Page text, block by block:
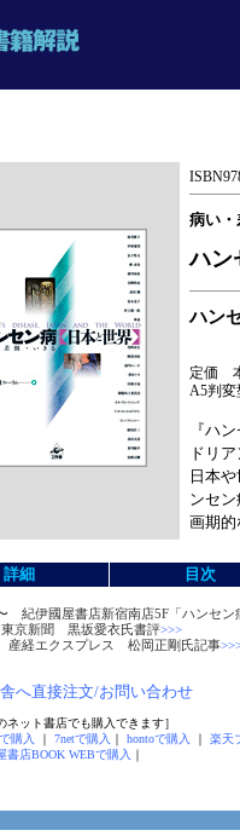
病い・
ハン
ハン
定価
A5判
『ハ
ドリ
日本
ンセ
画期的
詳細 目次
紀伊國屋書店新宿南店5F「ハンセン
京新聞 黒坂愛衣氏書評>>>
産経エクスプレス 松岡正剛氏記事
へ直接注文/お問い合わせ
ネット書店でも購入できます］
購入
｜ 7netで購入 ｜ hontoで購入 ｜ 楽天
書店BOOK WEBで購入 ｜